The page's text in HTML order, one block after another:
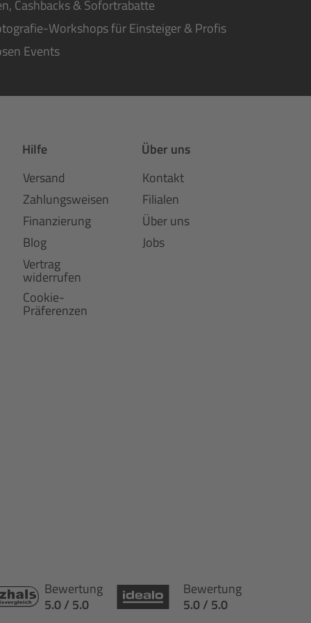
Cashbacks & Sofortrabatte
Workshops für Einsteiger & Profis
Events
Hilfe
Versand
Zahlungsweisen
Finanzierung
Blog
Vertrag
widerrufen
Cookie-
Präferenzen
Über uns
Kontakt
Filialen
Über uns
Jobs
Bewertung
5.0 / 5.0
Bewertung
5.0 / 5.0